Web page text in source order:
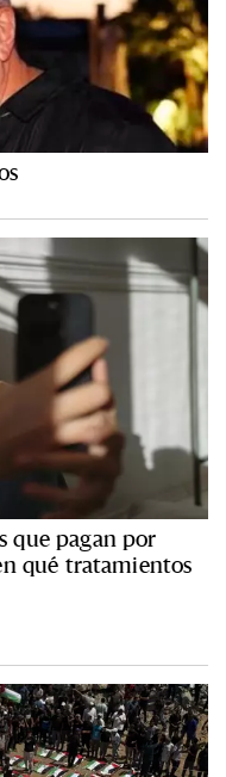
que pagan por
qué tratamientos